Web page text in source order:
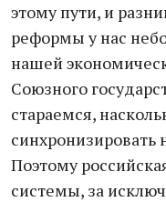
этому пути, и
реформы у нас
нашей
Союзного
стараемся,
синхронизировать
Поэтому
системы, за